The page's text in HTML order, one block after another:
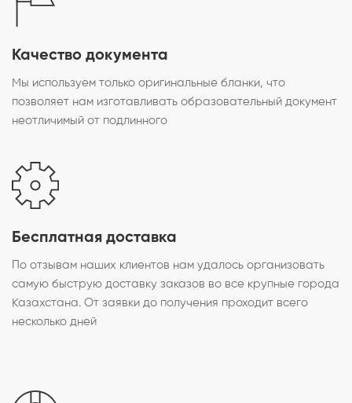
Качество документа
Мы используем только оригинальные бланки, что
позволяет нам изготавливать образовательный документ
неотличимый от подлинного
Бесплатная доставка
По отзывам наших клиентов нам удалось организовать
самую быструю доставку заказов во все крупные города
Казахстана. От заявки до получения проходит всего
несколько дней